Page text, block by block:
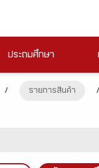
ประถมศึกษา
/ รายการสินค้า /